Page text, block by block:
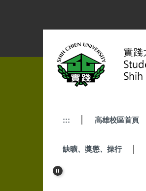
容
::: 高雄校區首頁
缺曠、獎懲、操行